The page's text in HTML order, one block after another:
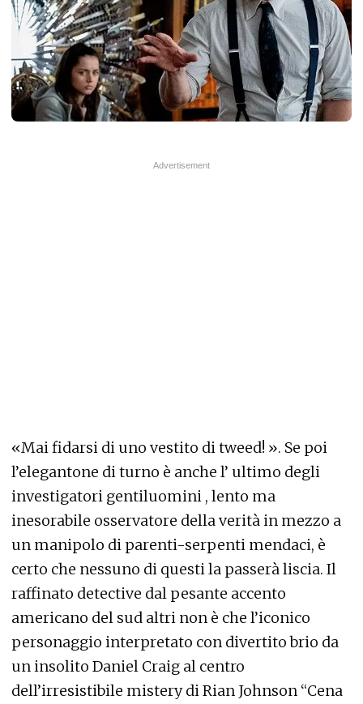
«Mai fidarsi di uno vestito di tweed! ». Se poi
l’elegantone di turno è anche l’ ultimo degli
investigatori gentiluomini , lento ma
inesorabile osservatore della verità in mezzo a
un manipolo di parenti-serpenti mendaci, è
certo che nessuno di questi la passerà liscia. Il
raffinato detective dal pesante accento
americano del sud altri non è che l’iconico
personaggio interpretato con divertito brio da
un insolito Daniel Craig al centro
dell’irresistibile mistery di Rian Johnson “Cena